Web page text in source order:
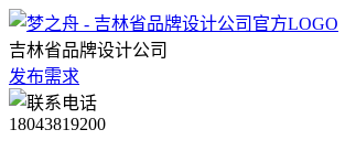
吉林省品牌设计公司
发布需求
18043819200